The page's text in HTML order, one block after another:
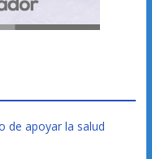
de apoyar la salud